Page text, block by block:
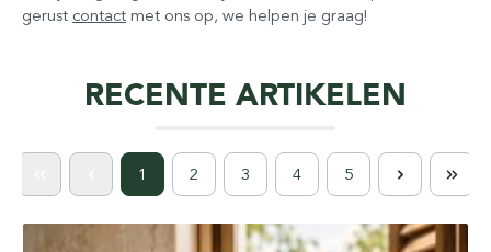
gerust contact met ons op, we helpen je graag!
RECENTE ARTIKELEN
1 2 3 4 5